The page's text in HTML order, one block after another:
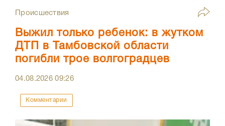
Происшествия
Выжил только ребенок: в жутком
ДТП в Тамбовской области
погибли трое волгоградцев
04.08.202609:26
Комментарии